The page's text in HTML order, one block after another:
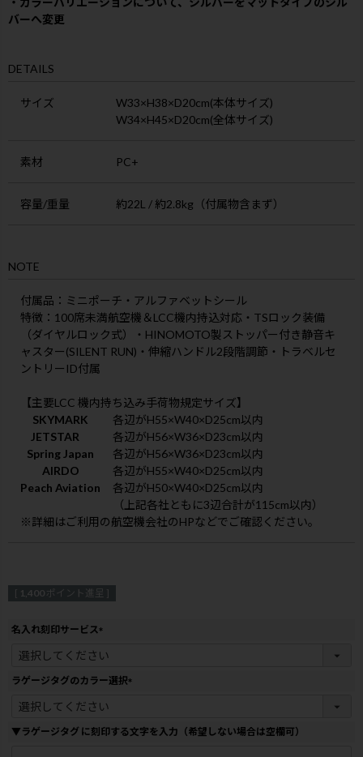
バーへ変更
DETAILS
サイズ
W33×H38×D20cm(本体サイズ)
W34×H45×D20cm(全体サイズ)
素材 PC+
容量/重量 約22L / 約2.8kg（付属物含まず）
NOTE
付属品 ：ミニポーチ・アルファベットシール
特徴 ：100席未満航空機＆LCC機内持込対応・TSロック装備
（ダイヤルロック式）・HINOMOTO製ストッパー付き静音キ
ャスター(SILENT RUN)・伸縮ハンドル2段階調節・トラベルセ
ントリーID付属
【主要LCC 機内持ち込み手荷物規定サイズ】
SKYMARK
各辺がH55×W40×D25cm以内
JETSTAR
各辺がH56×W36×D23cm以内
Spring Japan
各辺がH56×W36×D23cm以内
AIRDO
各辺がH55×W40×D25cm以内
Peach Aviation
各辺がH50×W40×D25cm以内
（上記各社ともに3辺合計が115cm以内）
※詳細はご利用の航空機会社のHPなどでご確認ください。
[ 1,400 ポイント進呈 ]
名入れ刻印サービス
必
須
ラゲージタグのカラー選択
須
▼ラゲージタグ に刻印する文字を入力（希望しない場合は空欄可）